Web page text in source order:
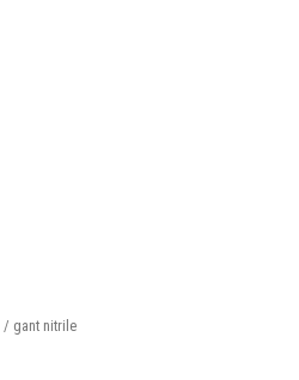
/ gant nitrile